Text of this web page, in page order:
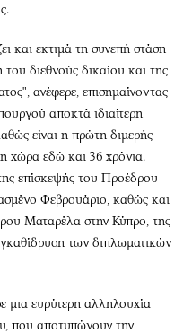
και εκτιμά τη συνεπή στάση
διεθνούς δικαίου και της
ανέφερε, επισημαίνοντας
αποκτά ιδιαίτερη
είναι η πρώτη διμερής
χώρα εδώ και 36 χρόνια.
επίσκεψής του Προέδρου
Φεβρουάριο, καθώς και
Ματαρέλα στην Κύπρο, της
των διπλωματικών
μια ευρύτερη αλληλουχία
που αποτυπώνουν την